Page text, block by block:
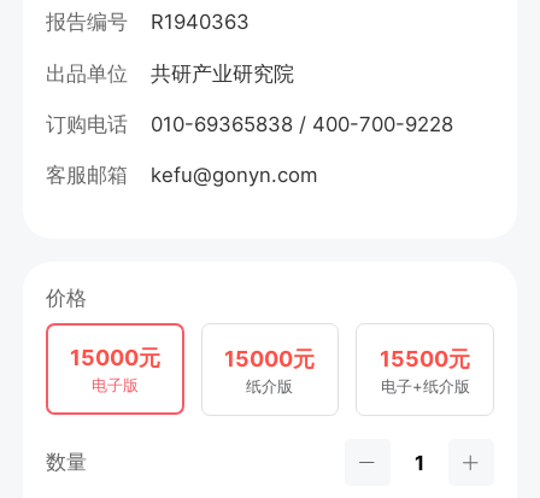
报告编号 R1940363
出品单位 共研产业研究院
订购电话 010-69365838 / 400-700-9228
客服邮箱 kefu@gonyn.com
价格
15000元
电子版
15000元
纸介版
15500元
电子+纸介版
数量